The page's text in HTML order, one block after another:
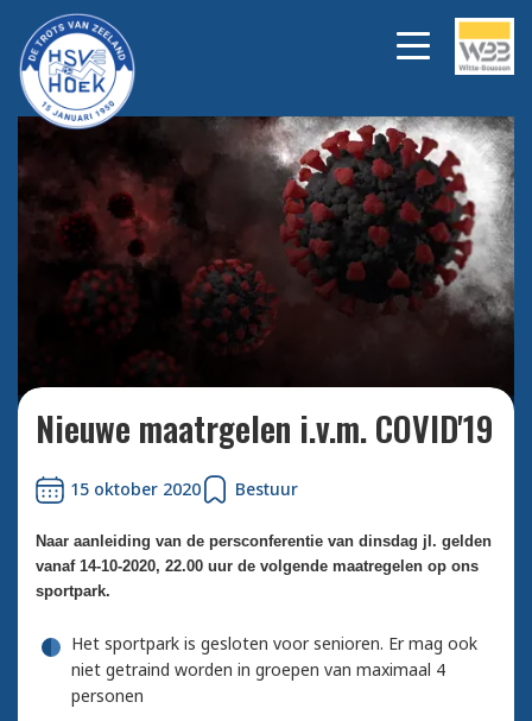
Nieuwe maatrgelen i.v.m. COVID'19
15 oktober 2020 Bestuur
Naar aanleiding van de persconferentie van dinsdag jl. gelden
vanaf 14-10-2020, 22.00 uur de volgende maatregelen op ons
sportpark.
Het sportpark is gesloten voor senioren. Er mag ook
niet getraind worden in groepen van maximaal 4
personen